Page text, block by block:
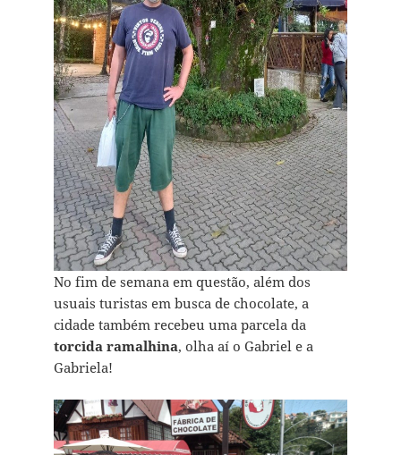
No fim de semana em questão, além dos
usuais turistas em busca de chocolate, a
cidade também recebeu uma parcela da
torcida ramalhina, olha aí o Gabriel e a
Gabriela!